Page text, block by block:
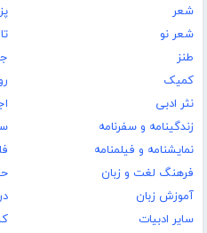
شعر
شعر نو
طنز
کمیک
نثر ادبی
زندگینامه و سفرنامه
نمایشنامه و فیلمنامه
فرهنگ لغت و زبان
آموزش زبان
سایر ادبیات